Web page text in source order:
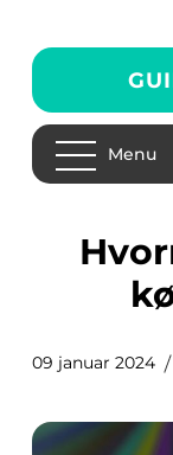
Menu
Hvornår kan man få
09 januar 2024